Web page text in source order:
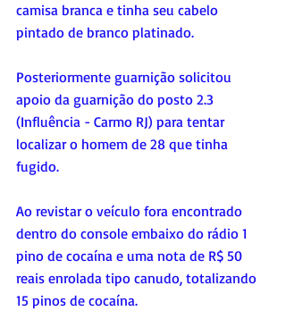
camisa branca e tinha seu cabelo
pintado de branco platinado.
Posteriormente guarnição solicitou
apoio da guarnição do posto 2.3
(Influência - Carmo RJ) para tentar
localizar o homem de 28 que tinha
fugido.
Ao revistar o veículo fora encontrado
dentro do console embaixo do rádio 1
pino de cocaína e uma nota de R$ 50
reais enrolada tipo canudo, totalizando
15 pinos de cocaína.